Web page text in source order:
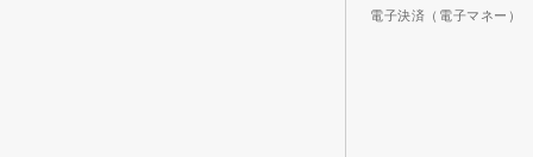
電子決済（電子マネー）